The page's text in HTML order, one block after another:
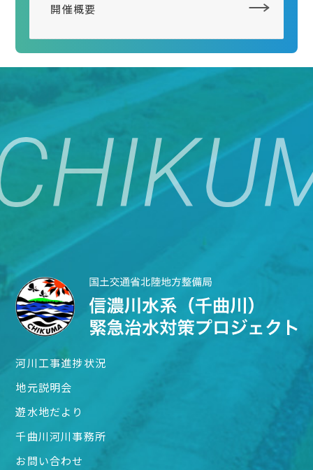
開催概要
河川工事進捗状況
地元説明会
遊水地だより
千曲川河川事務所
お問い合わせ